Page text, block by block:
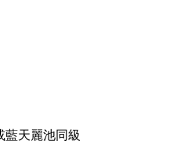
藍天麗池同級